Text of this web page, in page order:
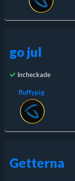
go jul
Incheckade
fluffypig
Getterna